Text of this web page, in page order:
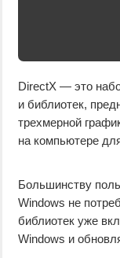
DirectX — это
и библиотек,
трехмерной
на компьютере
Большинству
Windows не
библиотек уже
Windows и